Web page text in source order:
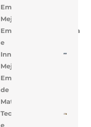
Empresarial
Mejora
Empresarial,Tecnologia
e
Innovacion
Mejora
Empresarial,Uso
de
Materiales
Tecnología
e
De